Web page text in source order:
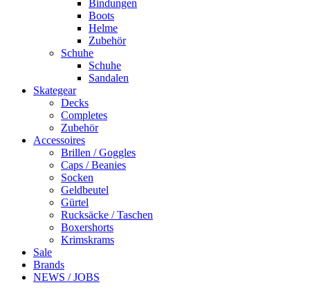
Bindungen
Boots
Helme
Zubehör
Schuhe
Schuhe
Sandalen
Skategear
Decks
Completes
Zubehör
Accessoires
Brillen / Goggles
Caps / Beanies
Socken
Geldbeutel
Gürtel
Rucksäcke / Taschen
Boxershorts
Krimskrams
Sale
Brands
NEWS / JOBS